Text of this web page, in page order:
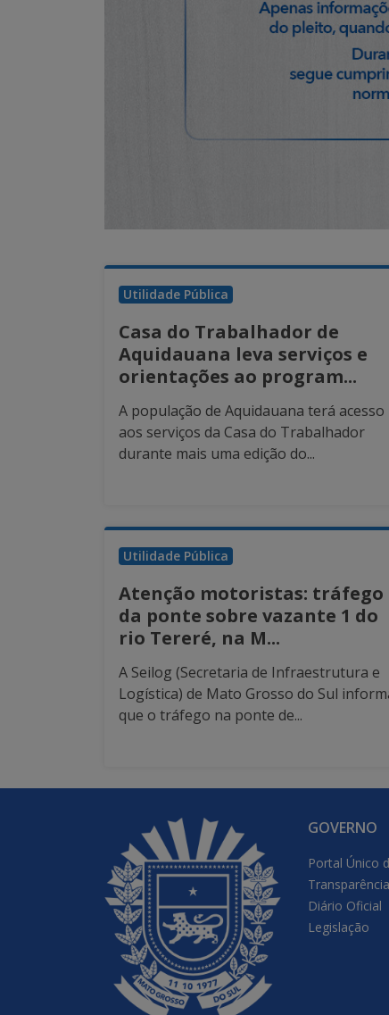
Utilidade Pública
Casa do Trabalhador de
Aquidauana leva serviços e
orientações ao program...
A população de Aquidauana terá acesso
aos serviços da Casa do Trabalhador
durante mais uma edição do...
Utilidade Pública
Atenção motoristas: tráfego
da ponte sobre vazante 1 do
rio Tereré, na M...
A Seilog (Secretaria de Infraestrutura e
Logística) de Mato Grosso do Sul
que o tráfego na ponte de...
GOVERNO
Portal Único
Transparência
Diário Oficial
Legislação